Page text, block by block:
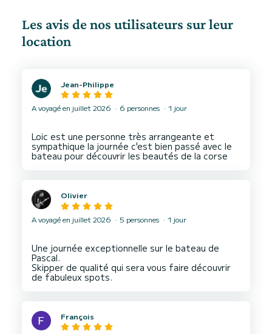
Les avis de nos utilisateurs sur leur
location
Jean-Philippe
A voyagé en juillet 2026 6 personnes 1 jour
Loic est une personne très arrangeante et
sympathique la journée c'est bien passé avec le
Olivier
A voyagé en juillet 2026 5 personnes 1 jour
Une journée exceptionnelle sur le bateau de
Pascal.
Skipper de qualité qui sera vous faire découvrir
François